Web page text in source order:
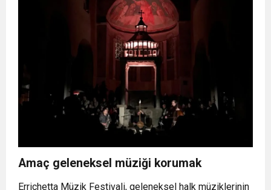
Amaç geleneksel müziği korumak
Errichetta Müzik Festivali, geleneksel halk müziklerinin